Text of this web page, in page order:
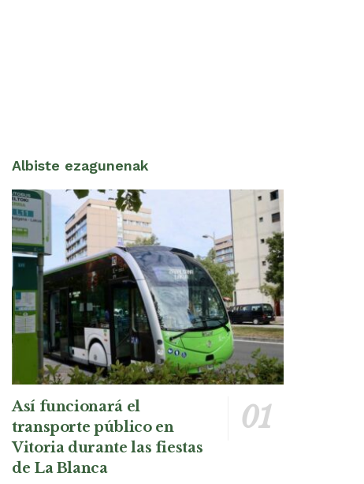
Albiste ezagunenak
Así funcionará el
transporte público en
Vitoria durante las fiestas
de La Blanca